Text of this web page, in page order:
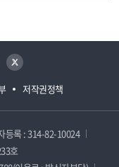
저작권정책
트위터
등록 : 314-82-10024
호